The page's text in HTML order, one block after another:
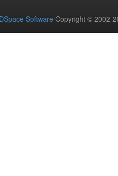
DSpace Software Copyright © 2002-